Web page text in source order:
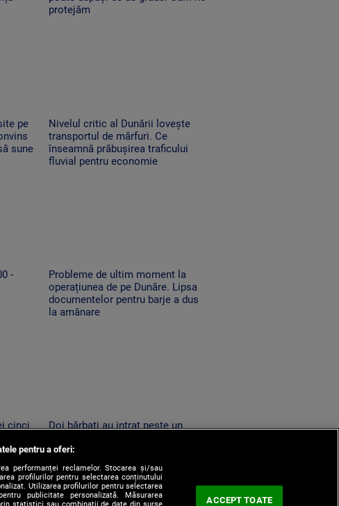
protejăm
pe
sune
Nivelul critic al Dunării lovește
transportul de mărfuri. Ce
înseamnă prăbușirea traficului
fluvial pentru economie
-
Probleme de ultim moment la
operațiunea de pe Dunăre. Lipsa
documentelor pentru barje a dus
la amânare
cinci
Doi bărbați au intrat peste un
noapte în Horezu. L-au amenințat
cu moartea și l-au jefuit
pentru a oferi:
performanței reclamelor. Stocarea și/sau
profilurilor pentru selectarea conținutului
Utilizarea profilurilor pentru selectarea
publicitate personalizată. Măsurarea
ACCEPT TOATE